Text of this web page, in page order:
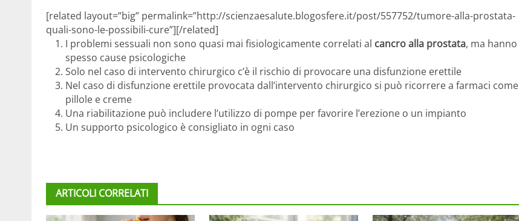
[related layout=”big” permalink=”http://scienzaesalute.blogosfere.it/post/557752/tumore-alla-prostata-
quali-sono-le-possibili-cure”][/related]
I problemi sessuali non sono quasi mai fisiologicamente correlati al cancro alla prostata, ma hanno
spesso cause psicologiche
Solo nel caso di intervento chirurgico c’è il rischio di provocare una disfunzione erettile
Nel caso di disfunzione erettile provocata dall’intervento chirurgico si può ricorrere a farmaci come
pillole e creme
Una riabilitazione può includere l’utilizzo di pompe per favorire l’erezione o un impianto
Un supporto psicologico è consigliato in ogni caso
ARTICOLI CORRELATI